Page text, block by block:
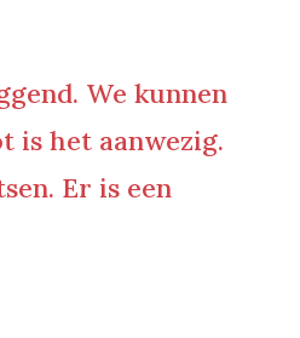
We kunnen
is het aanwezig.
Er is een